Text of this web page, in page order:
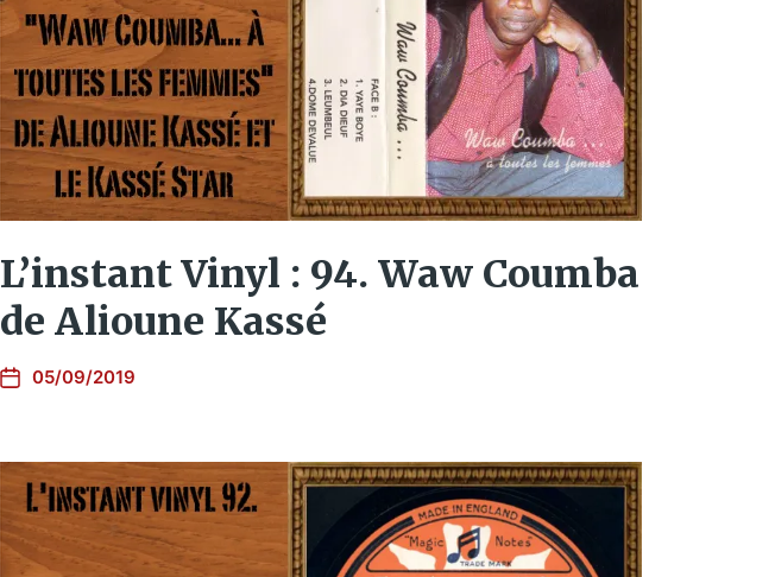
L’instant Vinyl : 94. Waw Coumba
de Alioune Kassé
05/09/2019